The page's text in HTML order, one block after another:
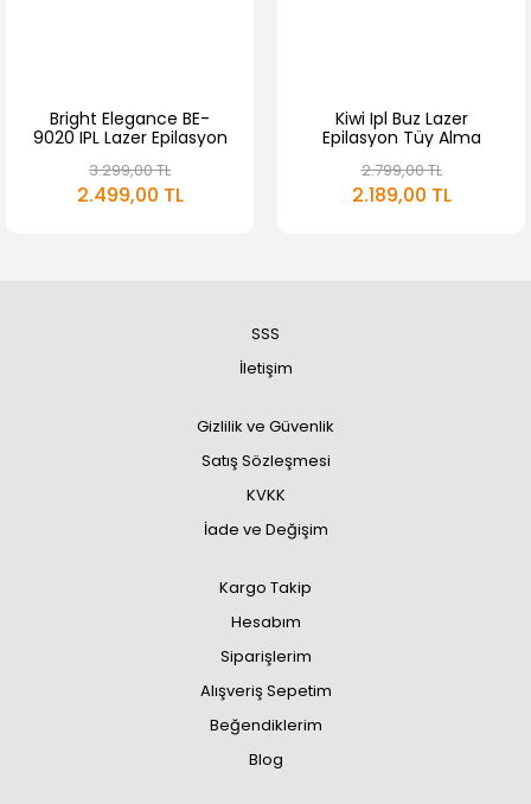
Bright Elegance BE-
9020 IPL Lazer Epilasyon
Manuel/Otomatik Mod
Cilt Sensörlü 10 Kademe
3.299,00 TL
2.499,00 TL
Kiwi Ipl Buz Lazer
Epilasyon Tüy Alma
Yüz,vücut,hassas Bölge
Kullanımı 999.900 Atım
2.799,00 TL
2.189,00 TL
SSS
İletişim
Gizlilik ve Güvenlik
Satış Sözleşmesi
KVKK
İade ve Değişim
Kargo Takip
Hesabım
Siparişlerim
Alışveriş Sepetim
Beğendiklerim
Blog